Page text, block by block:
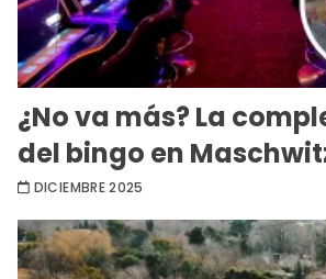
¿No va más? La
del bingo en
DICIEMBRE 2025